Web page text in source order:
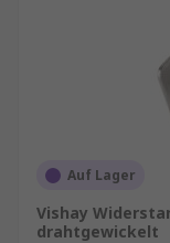
Auf Lager
Vishay
drahtgewickelt